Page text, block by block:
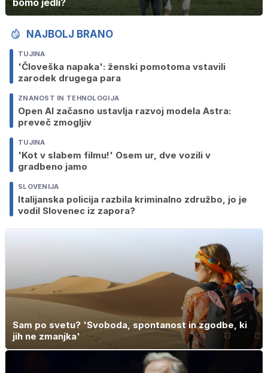
bomo jedli?
NAJBOLJ BRANO
TUJINA
'Človeška napaka': ženski pomotoma vstavili
zarodek drugega para
ZNANOST IN TEHNOLOGIJA
Open AI začasno ustavlja razvoj modela Astra:
preveč zmogljiv
TUJINA
'Kot v slabem filmu!' Osem ur, dve vozili v
gradbeno jamo
SLOVENIJA
Italijanska policija razbila kriminalno združbo, jo je
vodil Slovenec iz zapora?
Sam po svetu? 'Svoboda, spontanost in zgodbe, ki
jih ne zmanjka'